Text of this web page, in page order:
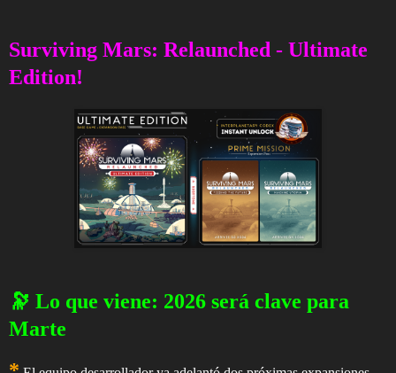
Surviving Mars: Relaunched - Ultimate
Edition!
🔭 Lo que viene: 2026 será clave para
Marte